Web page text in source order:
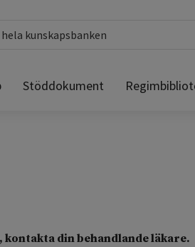
Stöddokument
din behandlande läkare.